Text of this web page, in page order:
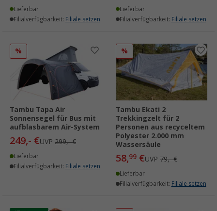
Lieferbar
Filialverfügbarkeit: Filiale setzen
Lieferbar
Filialverfügbarkeit: Filiale setzen
%
Tambu Tapa Air
Sonnensegel für Bus mit
aufblasbarem Air-System
249,- €UVP 299,- €
Lieferbar
Filialverfügbarkeit: Filiale setzen
%
Tambu Ekati 2
Trekkingzelt für 2
Personen aus recyceltem
Polyester 2.000 mm
Wassersäule
58,99 €UVP 79,- €
Lieferbar
Filialverfügbarkeit: Filiale setzen